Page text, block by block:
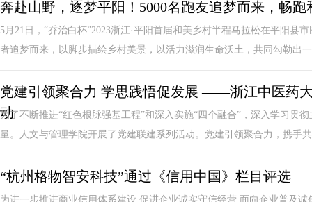
奔赴山野，逐梦平阳！5000名跑友追梦而来，畅
5月21日，“乔治白杯”2023浙江·平阳首届和美乡村半程马拉松在平阳县
者追梦而来，以脚步描绘乡村美景，以活力滋润生命沃土，共同勾勒出
党建引领聚合力 学思践悟促发展 ——浙江中医药
动
为了不断推进“红色根脉强基工程”和深入实施“四个融合”，深入学习贯
量。人文与管理学院开展了党建联建系列活动。党建引领聚合力，携手
“杭州格物智安科技”通过《信用中国》栏目评选
为进一步推进商业信用体系建设,促进企业诚实守信经营,面向企业普及